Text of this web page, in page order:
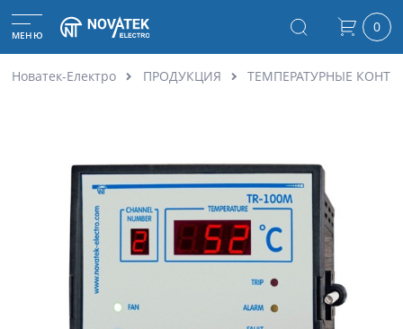
МЕНЮ 0
Новатек-Електро ПРОДУКЦИЯ ТЕМПЕРАТУРНЫЕ